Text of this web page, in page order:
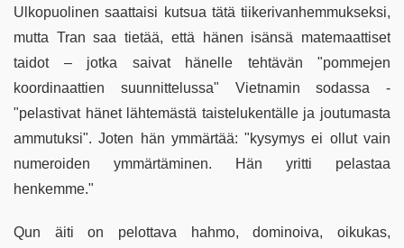
Ulkopuolinen saattaisi kutsua tätä tiikerivanhemmukseksi,
mutta Tran saa tietää, että hänen isänsä matemaattiset
taidot – jotka saivat hänelle tehtävän "pommejen
koordinaattien suunnittelussa" Vietnamin sodassa -
"pelastivat hänet lähtemästä taistelukentälle ja joutumasta
ammutuksi". Joten hän ymmärtää: "kysymys ei ollut vain
numeroiden ymmärtäminen. Hän yritti pelastaa
henkemme."
Qun äiti on pelottava hahmo, dominoiva, oikukas,